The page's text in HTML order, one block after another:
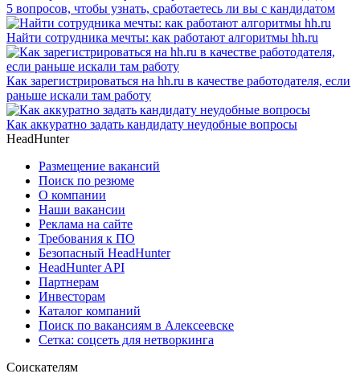
5 вопросов, чтобы узнать, сработаетесь ли вы с кандидатом
Найти сотрудника мечты: как работают алгоритмы hh.ru
Как зарегистрироваться на hh.ru в качестве работодателя, если
раньше искали там работу
Как аккуратно задать кандидату неудобные вопросы
HeadHunter
Размещение вакансий
Поиск по резюме
О компании
Наши вакансии
Реклама на сайте
Требования к ПО
Безопасный HeadHunter
HeadHunter API
Партнерам
Инвесторам
Каталог компаний
Поиск по вакансиям в Алексеевске
Сетка: соцсеть для нетворкинга
Соискателям